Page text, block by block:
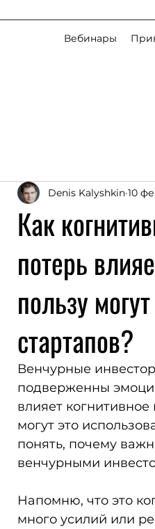
Вебинары
Как
потерь
пользу
стартапов?
Denis Kalyshkin 10
Венчурные
подверженны
влияет
могут это
понять, почему
венчурными
Напомню, что это
много усилий или